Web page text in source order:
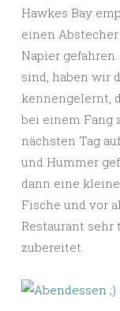
Hawkes Bay
einen
Napier
sind, haben wir
kennengelernt,
bei einem Fang
nächsten Tag
und Hummer
dann eine
Fische und vor
Restaurant
zubereitet.